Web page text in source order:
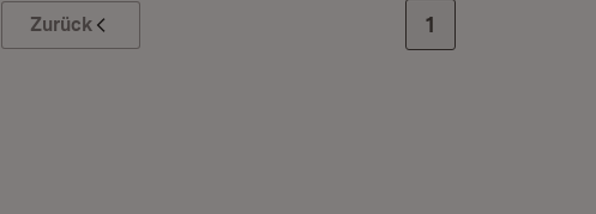
Zurück Zur letzten Seite
1